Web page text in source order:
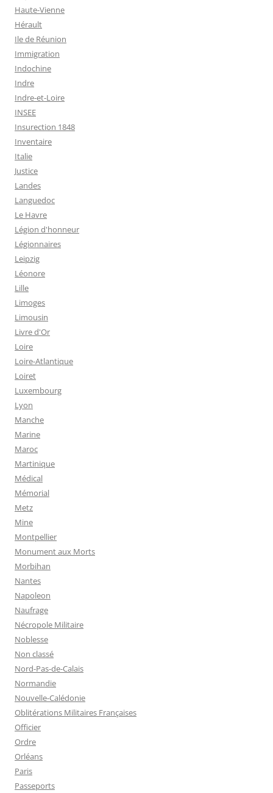
Haute-Vienne
Hérault
Ile de Réunion
Immigration
Indochine
Indre
Indre-et-Loire
INSEE
Insurection 1848
Inventaire
Italie
Justice
Landes
Languedoc
Le Havre
Légion d'honneur
Légionnaires
Leipzig
Léonore
Lille
Limoges
Limousin
Livre d'Or
Loire
Loire-Atlantique
Loiret
Luxembourg
Lyon
Manche
Marine
Maroc
Martinique
Médical
Mémorial
Metz
Mine
Montpellier
Monument aux Morts
Morbihan
Nantes
Napoleon
Naufrage
Nécropole Militaire
Noblesse
Non classé
Nord-Pas-de-Calais
Normandie
Nouvelle-Calédonie
Oblitérations Militaires Françaises
Officier
Ordre
Orléans
Paris
Passeports